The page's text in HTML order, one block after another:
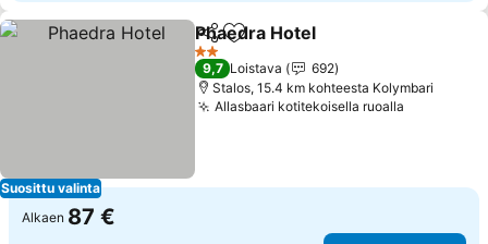
Suosittu valinta
Jaa Lisää suosikkeihin
Phaedra Hotel
2 Tähtiluokitus
9,7 Loistava
692
Stalos, 15.4 km kohteesta Kolymbari
Allasbaari kotitekoisella ruoalla
Alkaen 87 €